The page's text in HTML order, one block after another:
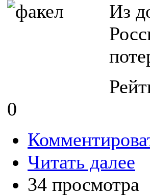
Из
0
Читать далее
34 просмотра